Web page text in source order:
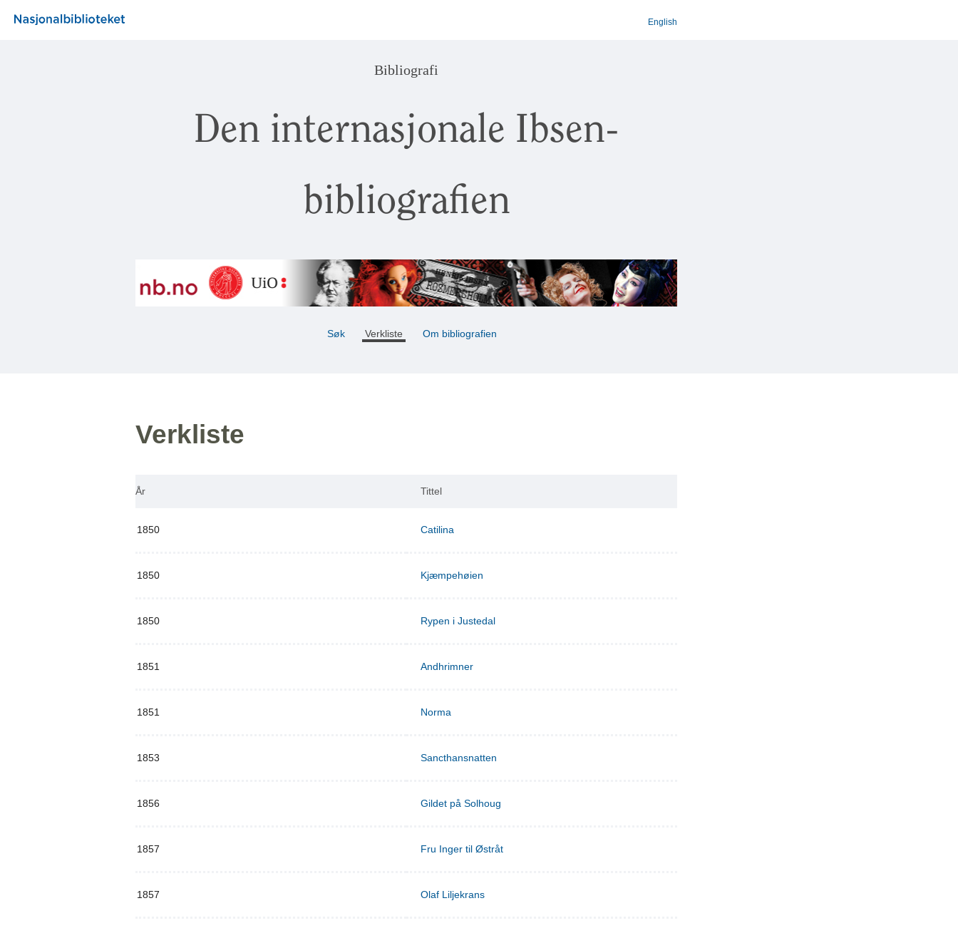
English
Bibliografi
Den internasjonale Ibsen-
bibliografien
Søk Verkliste Om bibliografien
Verkliste
År Tittel
1850 Catilina
1850 Kjæmpehøien
1850 Rypen i Justedal
1851 Andhrimner
1851 Norma
1853 Sancthansnatten
1856 Gildet på Solhoug
1857 Fru Inger til Østråt
1857 Olaf Liljekrans